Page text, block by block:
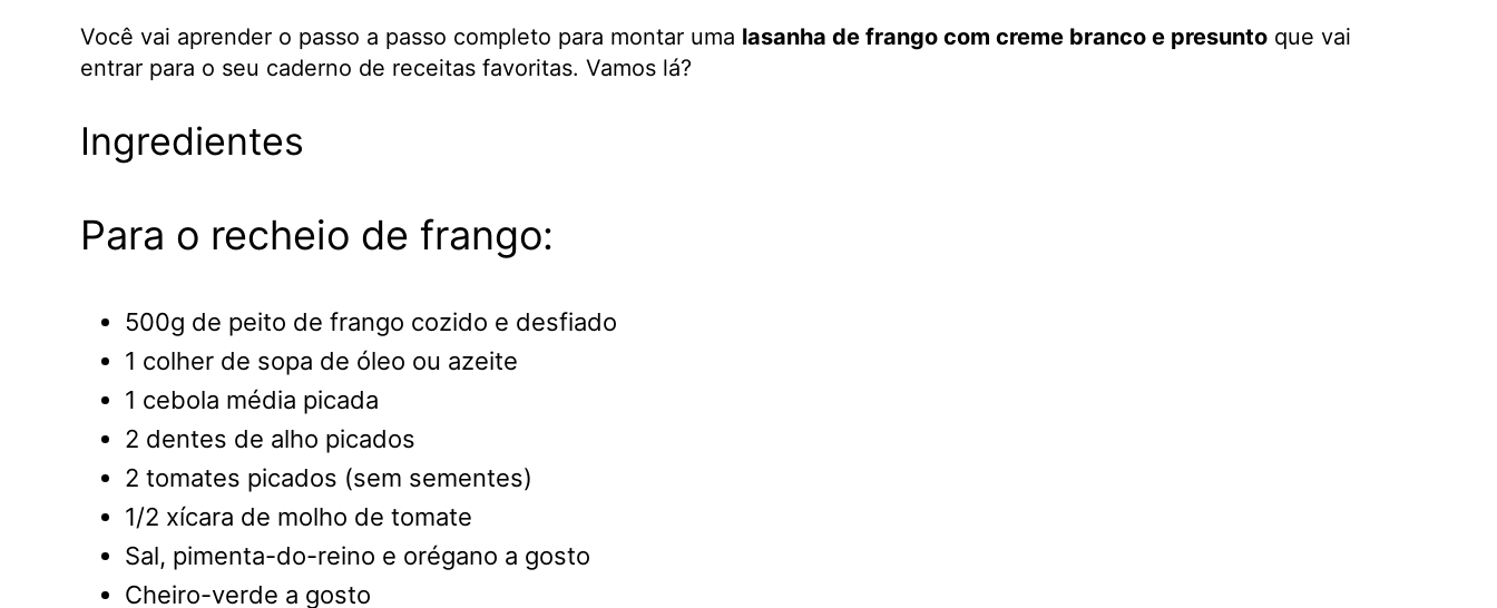
Você vai aprender o passo a passo completo para montar uma lasanha de frango com creme branco e presunto que vai
entrar para o seu caderno de receitas favoritas. Vamos lá?
Ingredientes
Para o recheio de frango:
500g de peito de frango cozido e desfiado
1 colher de sopa de óleo ou azeite
1 cebola média picada
2 dentes de alho picados
2 tomates picados (sem sementes)
1/2 xícara de molho de tomate
Sal, pimenta-do-reino e orégano a gosto
Cheiro-verde a gosto